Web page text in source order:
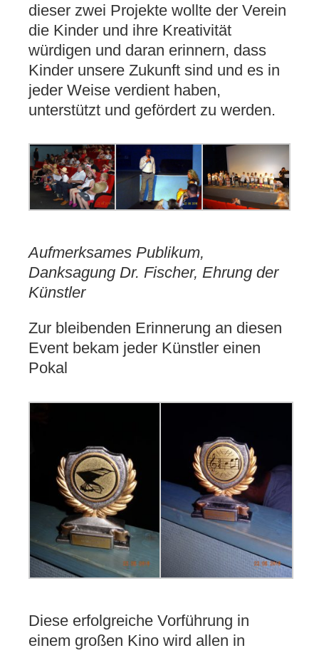
dieser zwei Projekte wollte der Verein
die Kinder und ihre Kreativität
würdigen und daran erinnern, dass
Kinder unsere Zukunft sind und es in
jeder Weise verdient haben,
unterstützt und gefördert zu werden.
Aufmerksames Publikum,
Danksagung Dr. Fischer, Ehrung der
Künstler
Zur bleibenden Erinnerung an diesen
Event bekam jeder Künstler einen
Pokal
Diese erfolgreiche Vorführung in
einem großen Kino wird allen in